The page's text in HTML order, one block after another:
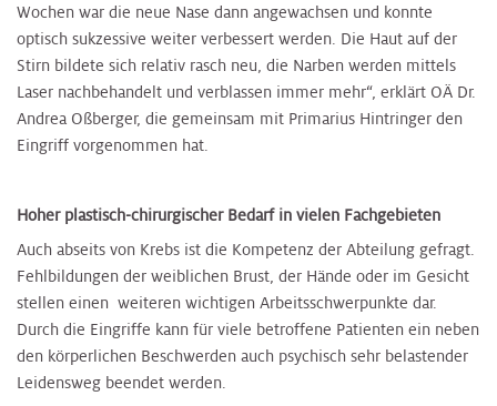
Wochen war die neue Nase dann angewachsen und konnte
optisch sukzessive weiter verbessert werden. Die Haut auf der
Stirn bildete sich relativ rasch neu, die Narben werden mittels
Laser nachbehandelt und verblassen immer mehr“, erklärt OÄ Dr.
Andrea Oßberger, die gemeinsam mit Primarius Hintringer den
Eingriff vorgenommen hat.
Hoher plastisch-chirurgischer Bedarf in vielen Fachgebieten
Auch abseits von Krebs ist die Kompetenz der Abteilung gefragt.
Fehlbildungen der weiblichen Brust, der Hände oder im Gesicht
stellen einen weiteren wichtigen Arbeitsschwerpunkte dar.
Durch die Eingriffe kann für viele betroffene Patienten ein neben
den körperlichen Beschwerden auch psychisch sehr belastender
Leidensweg beendet werden.